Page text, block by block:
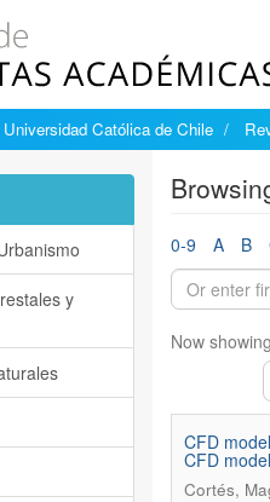
Católica de Chile
0-9 A B
Now
CFD
CFD
Cortés,
y